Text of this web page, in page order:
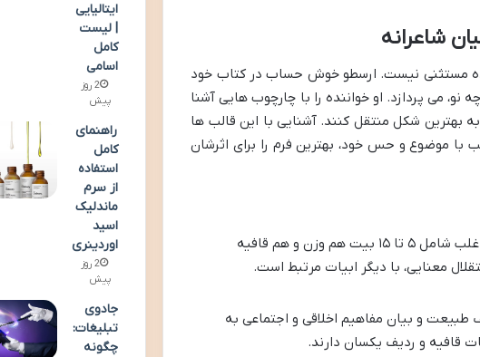
شاعرانه
مستثنی نیست. ارسطو خوش حساب در کتاب خود
می پردازد. او خواننده را با چارچوب هایی آشنا
بهترین شکل منتقل کنند. آشنایی با این قالب ها
با موضوع و حس خود، بهترین فرم را برای اثرشان
این قالب که از پرکاربردترین قالب های شعری در فارسی است، اغلب شامل ۵ تا ۱۵ بیت هم وزن و هم قافیه
معنایی، با دیگر ابیات مرتبط است.
و بیان مفاهیم اخلاقی و اجتماعی به
قافیه و ردیف یکسان دارند.
ایتالیایی
| لیست
کامل
اسامی
2 روز
پیش
راهنمای
کامل
استفاده
از سرم
ماندلیک
اسید
اوردینری
2 روز
پیش
جادوی
تبلیغات:
چگونه